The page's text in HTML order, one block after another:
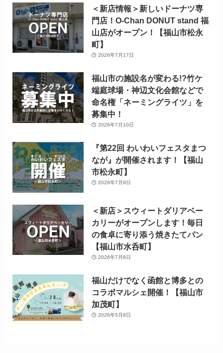
＜新店情報＞新しいドーナツ専
門店！O-Chan DONUT stand 福
山店がオープン！【福山市松永
町】
2026年7月17日
福山市の施設名が変わる!?竹ケ
端庭球場・神辺文化会館などで
命名権「ネーミングライツ」を
募集中！
2026年7月10日
『第22回 わいわいフェスタまつ
なが』が開催されます！【福山
市松永町】
2026年7月9日
＜新店＞スウィートダリアベー
カリーがオープンします！毎日
の食卓に寄り添う焼きたてパン
【福山市水呑町】
2026年7月8日
福山だけでなく函館と博多との
コラボマルシェ開催！【福山市
加茂町】
2026年5月8日